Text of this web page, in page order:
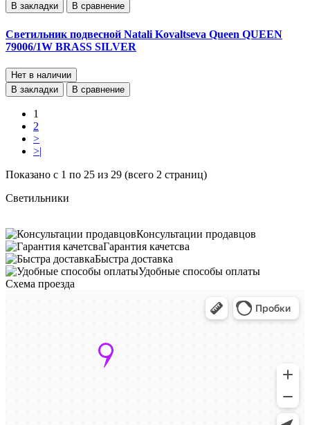
В закладки В сравнение
Светильник подвесной Natali Kovaltseva Queen QUEEN
79006/1W BRASS SILVER
Нет в наличии
В закладки
В сравнение
1
2
>
>|
Показано с 1 по 25 из 29 (всего 2 страниц)
Светильники
Консультации продавцов
Гарантия качетсва
Быстра доставка
Удобные способы оплаты
Схема проезда